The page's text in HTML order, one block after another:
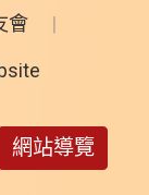
會
網站導覽